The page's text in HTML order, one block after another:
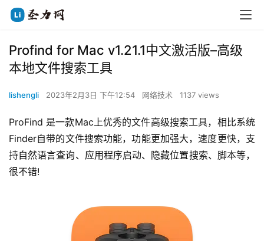
Profind for Mac v1.21.1中文激活版–高级
本地文件搜索工具
lishengli 2023年2月3日 下午12:54 网络技术 1137 views
ProFind 是一款Mac上优秀的文件高级搜索工具，相比系统
Finder自带的文件搜索功能，功能更加强大，速度更快，支
持自然语言查询、应用程序启动、隐藏位置搜索、脚本等，
很不错!